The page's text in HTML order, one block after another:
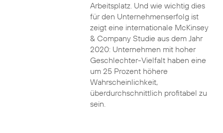
Arbeitsplatz. Und wie wichtig dies
für den Unternehmenserfolg ist
zeigt eine internationale McKinsey
& Company Studie aus dem Jahr
2020: Unternehmen mit hoher
Geschlechter-Vielfalt haben eine
um 25 Prozent höhere
Wahrscheinlichkeit,
überdurchschnittlich profitabel zu
sein.